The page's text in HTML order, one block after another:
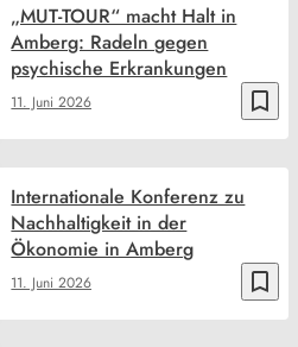
bookmark_border
11. Juni 2026
„MUT-TOUR“ macht Halt in
Amberg: Radeln gegen
psychische Erkrankungen
bookmark_border
11. Juni 2026
Internationale Konferenz zu
Nachhaltigkeit in der
Ökonomie in Amberg